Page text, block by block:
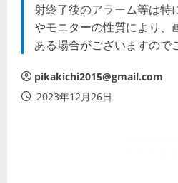
射終了後のアラーム等は
やモニターの性質により、
ある場合がございますので
pikakichi2015@gmail.com
2023年12月26日